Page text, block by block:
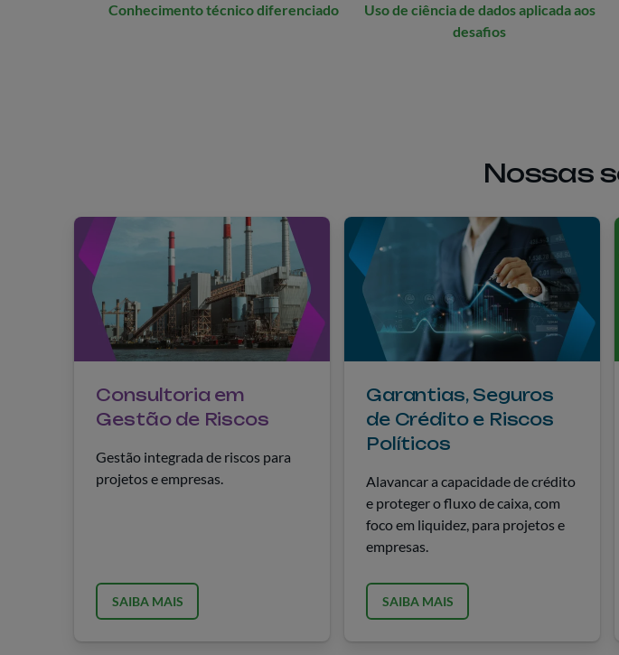
Conhecimento técnico diferenciado
Uso de ciência de dados aplicada aos
desafios
Nossas
Consultoria em
Gestão de Riscos
Gestão integrada de riscos para
projetos e empresas.
SAIBA MAIS
Garantias, Seguros
de Crédito e Riscos
Políticos
Alavancar a capacidade de crédito
e proteger o fluxo de caixa, com
foco em liquidez, para projetos e
empresas.
SAIBA MAIS